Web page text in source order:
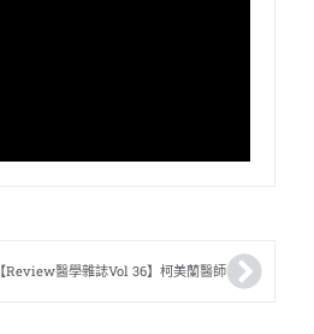
【Review醫學雜誌Vol 36】柯美蘭醫師